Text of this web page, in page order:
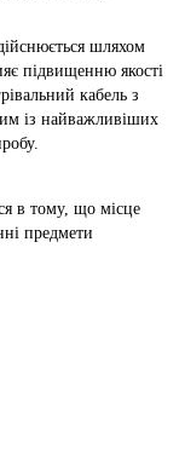
шляхом
підвищенню якості
кабель з
із найважливіших
в тому, що місце
предмети